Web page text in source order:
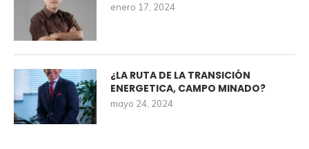
enero 17, 2024
¿LA RUTA DE LA TRANSICIÓN
ENERGETICA, CAMPO MINADO?
mayo 24, 2024